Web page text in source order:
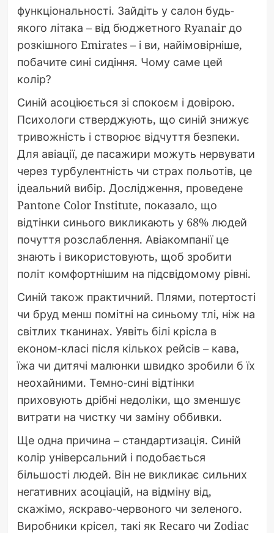
функціональності. Зайдіть у салон будь-
якого літака – від бюджетного Ryanair до
розкішного Emirates – і ви, найімовірніше,
побачите сині сидіння. Чому саме цей
колір?
Синій асоціюється зі спокоєм і довірою.
Психологи стверджують, що синій знижує
тривожність і створює відчуття безпеки.
Для авіації, де пасажири можуть нервувати
через турбулентність чи страх польотів, це
ідеальний вибір. Дослідження, проведене
Pantone Color Institute, показало, що
відтінки синього викликають у 68% людей
почуття розслаблення. Авіакомпанії це
знають і використовують, щоб зробити
політ комфортнішим на підсвідомому рівні.
Синій також практичний. Плями, потертості
чи бруд менш помітні на синьому тлі, ніж на
світлих тканинах. Уявіть білі крісла в
економ-класі після кількох рейсів – кава,
їжа чи дитячі малюнки швидко зробили б їх
неохайними. Темно-сині відтінки
приховують дрібні недоліки, що зменшує
витрати на чистку чи заміну оббивки.
Ще одна причина – стандартизація. Синій
колір універсальний і подобається
більшості людей. Він не викликає сильних
негативних асоціацій, на відміну від,
скажімо, яскраво-червоного чи зеленого.
Виробники крісел, такі як Recaro чи Zodiac